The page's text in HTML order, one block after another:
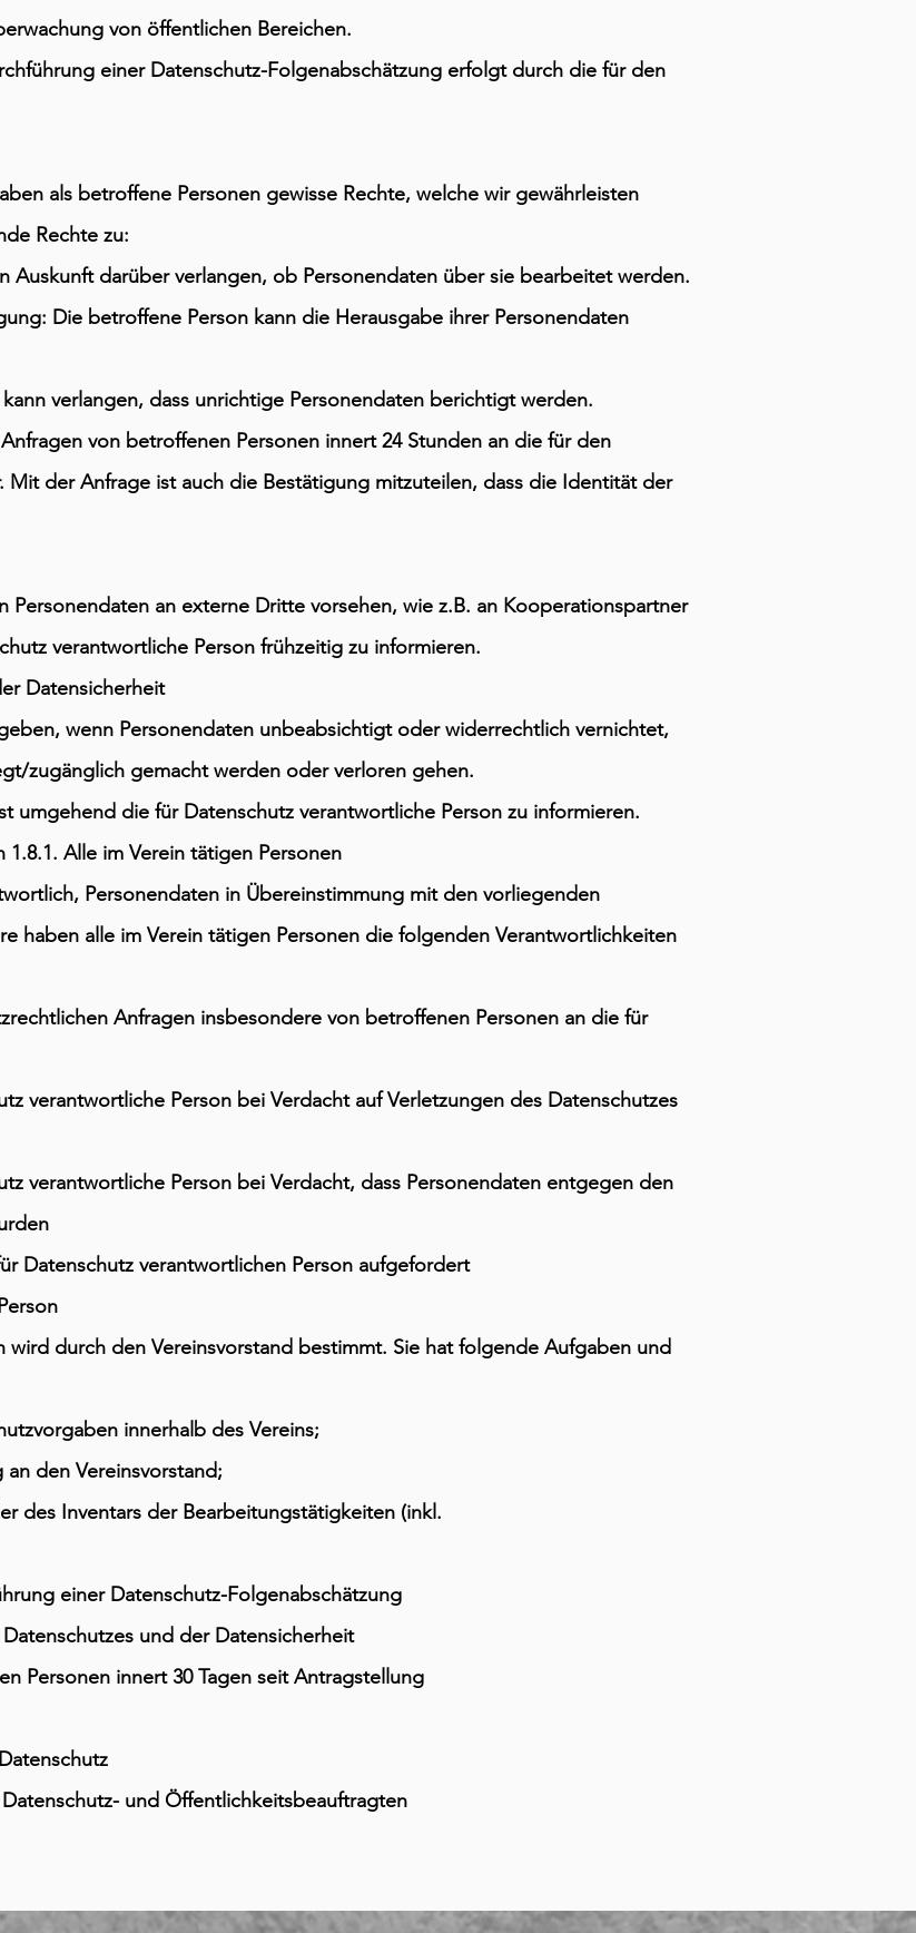
von öffentlichen Bereichen.
einer Datenschutz-Folgenabschätzung erfolgt durch die für den
als betroffene Personen gewisse Rechte, welche wir gewährleisten
Rechte zu:
Auskunft darüber verlangen, ob Personendaten über sie bearbeitet werden.
Die betroffene Person kann die Herausgabe ihrer Personendaten
verlangen, dass unrichtige Personendaten berichtigt werden.
von betroffenen Personen innert 24 Stunden an die für den
Mit der Anfrage ist auch die Bestätigung mitzuteilen, dass die Identität der
Personendaten an externe Dritte vorsehen, wie z.B. an Kooperationspartner
verantwortliche Person frühzeitig zu informieren.
Datensicherheit
wenn Personendaten unbeabsichtigt oder widerrechtlich vernichtet,
zugänglich gemacht werden oder verloren gehen.
umgehend die für Datenschutz verantwortliche Person zu informieren.
Alle im Verein tätigen Personen
Personendaten in Übereinstimmung mit den vorliegenden
haben alle im Verein tätigen Personen die folgenden Verantwortlichkeiten
Anfragen insbesondere von betroffenen Personen an die für
verantwortliche Person bei Verdacht auf Verletzungen des Datenschutzes
verantwortliche Person bei Verdacht, dass Personendaten entgegen den
Datenschutz verantwortlichen Person aufgefordert
wird durch den Vereinsvorstand bestimmt. Sie hat folgende Aufgaben und
innerhalb des Vereins;
den Vereinsvorstand;
des Inventars der Bearbeitungstätigkeiten (inkl.
einer Datenschutz-Folgenabschätzung
und der Datensicherheit
Personen innert 30 Tagen seit Antragstellung
und Öffentlichkeitsbeauftragten